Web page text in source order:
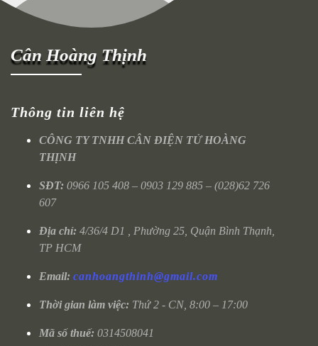
Cân Hoàng Thịnh
Thông tin liên hệ
CÔNG TY TNHH CÂN ĐIỆN TỬ HOÀNG
THỊNH
SĐT: 0966 105 408 – 0903 129 885 – (028)62 726
607
Địa chỉ: 4/36/4 D1 , Phường 25, Quận Bình Thạnh,
TP HCM
Email: canhoangthinh@gmail.com
Thời gian làm việc: Thứ 2 - CN, 8:00 – 17:00
Mã số thuế: 0314508041